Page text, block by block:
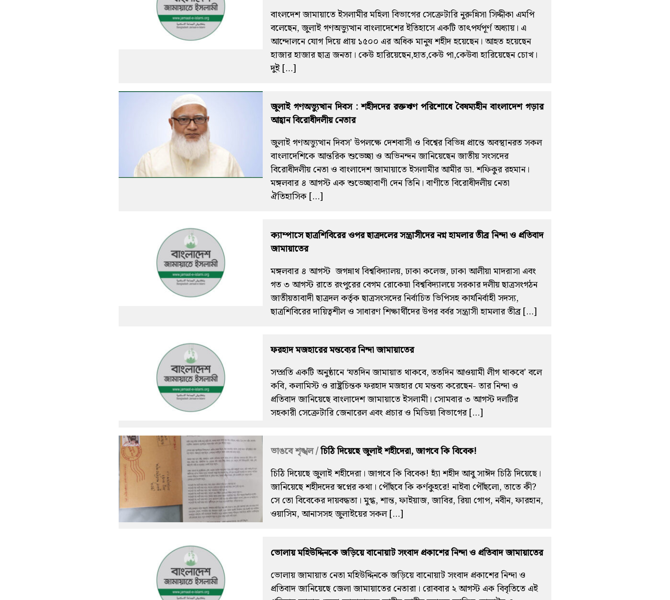
বাংলদেশ জামায়াতে ইসলামীর মহিলা বিভাগের সেক্রেটারি নুরুন্নিসা সিদ্দীকা এমপি
বলেছেন, জুলাই গণঅভ্যুত্থান বাংলাদেশের ইতিহাসে একটি তাৎপর্যপূর্ণ অধ্যায়। এ
আন্দোলনে যোগ দিয়ে প্রায় ১৫০০ এর অধিক মানুষ শহীদ হয়েছেন। আহত হয়েছেন
হাজার হাজার ছাত্র জনতা। কেউ হারিয়েছেন,হাত,কেউ পা,কেউবা হারিয়েছেন চোখ।
দুই […]
জুলাই গণঅভ্যুত্থান দিবস : শহীদদের রক্তঋণ পরিশোধে বৈষম্যহীন বাংলাদেশ গড়ার
আহ্বান বিরোধীদলীয় নেতার
জুলাই গণঅভ্যুত্থান দিবস’ উপলক্ষে দেশবাসী ও বিশ্বের বিভিন্ন প্রান্তে অবস্থানরত সকল
বাংলাদেশিকে আন্তরিক শুভেচ্ছা ও অভিনন্দন জানিয়েছেন জাতীয় সংসদের
বিরোধীদলীয় নেতা ও বাংলাদেশ জামায়াতে ইসলামীর আমীর ডা. শফিকুর রহমান।
মঙ্গলবার ৪ আগস্ট এক শুভেচ্ছাবাণী দেন তিনি। বাণীতে বিরোধীদলীয় নেতা
ঐতিহাসিক […]
ক্যাম্পাসে ছাত্রশিবিরের ওপর ছাত্রদলের সন্ত্রাসীদের নগ্ন হামলার তীব্র নিন্দা ও প্রতিবাদ
জামায়াতের
মঙ্গলবার ৪ আগস্ট জগন্নাথ বিশ্ববিদ্যালয়, ঢাকা কলেজ, ঢাকা আলীয়া মাদরাসা এবং
গত ৩ আগস্ট রাতে রংপুরের বেগম রোকেয়া বিশ্ববিদ্যালয়ে সরকার দলীয় ছাত্রসংগঠন
জাতীয়তাবাদী ছাত্রদল কর্তৃক ছাত্রসংসদের নির্বাচিত ভিপিসহ কার্যনির্বাহী সদস্য,
ছাত্রশিবিরের দায়িত্বশীল ও সাধারণ শিক্ষার্থীদের উপর বর্বর সন্ত্রাসী হামলার তীব্র […]
ফরহাদ মজহারের মন্তব্যের নিন্দা জামায়াতের
সম্প্রতি একটি অনুষ্ঠানে ‘যতদিন জামায়াত থাকবে, ততদিন আওয়ামী লীগ থাকবে’ বলে
কবি, কলামিস্ট ও রাষ্ট্রচিন্তক ফরহাদ মজহার যে মন্তব্য করেছেন- তার নিন্দা ও
প্রতিবাদ জানিয়েছে বাংলাদেশ জামায়াতে ইসলামী। সোমবার ৩ আগস্ট দলটির
সহকারী সেক্রেটারি জেনারেল এবং প্রচার ও মিডিয়া বিভাগের […]
ভাঙবে শৃঙ্খল /চিঠি দিয়েছে জুলাই শহীদেরা, জাগবে কি বিবেক!
চিঠি দিয়েছে জুলাই শহীদেরা। জাগবে কি বিবেক! হ্যাঁ শহীদ আবু সাঈদ চিঠি দিয়েছে।
জানিয়েছে শহীদদের স্বপ্নের কথা। পৌঁছবে কি কর্ণকুহরে! নাইবা পৌঁছলো, তাতে কী?
সে তো বিবেকের দায়বদ্ধতা। মুগ্ধ, শান্ত, ফাইয়াজ, জাবির, রিয়া গোপ, নবীন, ফারহান,
ওয়াসিম, আনাসসহ জুলাইয়ের সকল […]
ভোলায় মহিউদ্দিনকে জড়িয়ে বানোয়াট সংবাদ প্রকাশের নিন্দা ও প্রতিবাদ জামায়াতের
ভোলায় জামায়াত নেতা মহিউদ্দিনকে জড়িয়ে বানোয়াট সংবাদ প্রকাশের নিন্দা ও
প্রতিবাদ জানিয়েছে জেলা জামায়াতের নেতারা। রোববার ২ আগস্ট এক বিবৃতিতে এই